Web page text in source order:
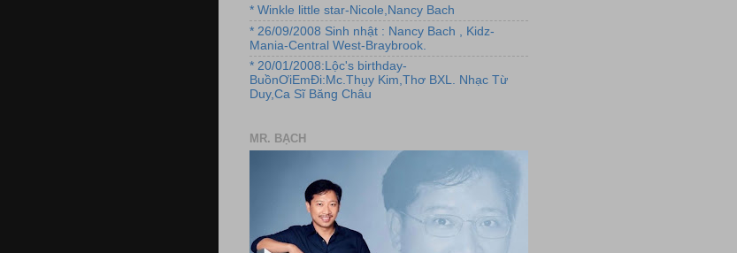
* Winkle little star-Nicole,Nancy Bach
* 26/09/2008 Sinh nhật : Nancy Bach , Kidz-
Mania-Central West-Braybrook.
* 20/01/2008:Lộc's birthday-
BuồnƠiEmĐi:Mc.Thụy Kim,Thơ BXL. Nhạc Từ
Duy,Ca Sĩ Băng Châu
MR. BẠCH